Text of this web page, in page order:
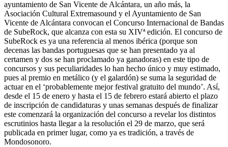
ayuntamiento de San Vicente de Alcántara, un año más, la
Asociación Cultural Extremasound y el Ayuntamiento de San
Vicente de Alcántara convocan el Concurso Internacional de Bandas
de SubeRock, que alcanza con esta su XIVª edición. El concurso de
SubeRock es ya una referencia al menos ibérica (porque son
decenas las bandas portuguesas que se han presentado ya al
certamen y dos se han proclamado ya ganadoras) en este tipo de
concursos y sus peculiaridades lo han hecho único y muy estimado,
pues al premio en metálico (y el galardón) se suma la seguridad de
actuar en el ‘probablemente mejor festival gratuito del mundo’. Así,
desde el 15 de enero y hasta el 15 de febrero estará abierto el plazo
de inscripción de candidaturas y unas semanas después de finalizar
este comenzará la organización del concurso a revelar los distintos
escrutinios hasta llegar a la resolución el 29 de marzo, que será
publicada en primer lugar, como ya es tradición, a través de
Mondosonoro.